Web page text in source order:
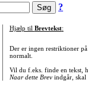
?
Hjælp til Brevtekst:
Der er ingen restriktioner
normalt.
Vil du f.eks. finde en tekst,
Naar dette Brevindgår, skal